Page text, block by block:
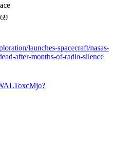
launches-spacecraft/nasas-
after-months-of-radio-silence